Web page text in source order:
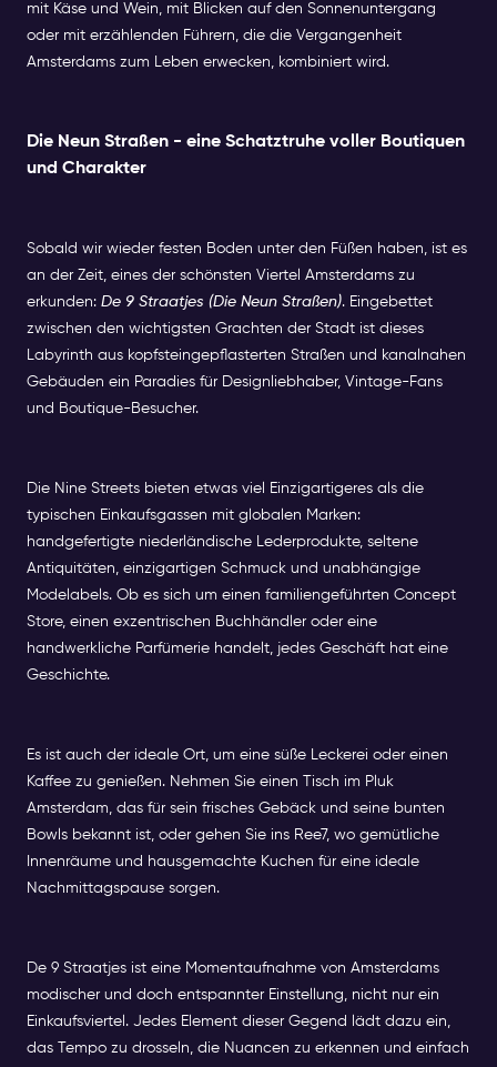
mit Käse und Wein, mit Blicken auf den Sonnenuntergang
oder mit erzählenden Führern, die die Vergangenheit
Amsterdams zum Leben erwecken, kombiniert wird.
Die Neun Straßen - eine Schatztruhe voller Boutiquen
und Charakter
Sobald wir wieder festen Boden unter den Füßen haben, ist es
an der Zeit, eines der schönsten Viertel Amsterdams zu
erkunden: De 9 Straatjes (Die Neun Straßen). Eingebettet
zwischen den wichtigsten Grachten der Stadt ist dieses
Labyrinth aus kopfsteingepflasterten Straßen und kanalnahen
Gebäuden ein Paradies für Designliebhaber, Vintage-Fans
und Boutique-Besucher.
Die Nine Streets bieten etwas viel Einzigartigeres als die
typischen Einkaufsgassen mit globalen Marken:
handgefertigte niederländische Lederprodukte, seltene
Antiquitäten, einzigartigen Schmuck und unabhängige
Modelabels. Ob es sich um einen familiengeführten Concept
Store, einen exzentrischen Buchhändler oder eine
handwerkliche Parfümerie handelt, jedes Geschäft hat eine
Geschichte.
Es ist auch der ideale Ort, um eine süße Leckerei oder einen
Kaffee zu genießen. Nehmen Sie einen Tisch im Pluk
Amsterdam, das für sein frisches Gebäck und seine bunten
Bowls bekannt ist, oder gehen Sie ins Ree7, wo gemütliche
Innenräume und hausgemachte Kuchen für eine ideale
Nachmittagspause sorgen.
De 9 Straatjes ist eine Momentaufnahme von Amsterdams
modischer und doch entspannter Einstellung, nicht nur ein
Einkaufsviertel. Jedes Element dieser Gegend lädt dazu ein,
das Tempo zu drosseln, die Nuancen zu erkennen und einfach